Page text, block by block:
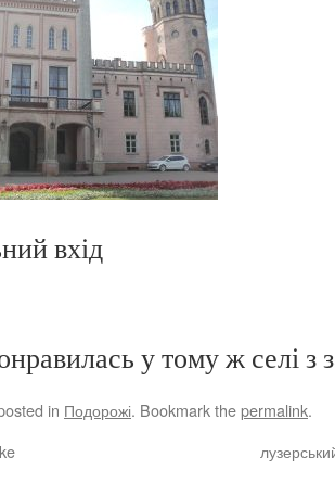
вхід
у тому ж селі з
in Подорожі. Bookmark thepermalink.